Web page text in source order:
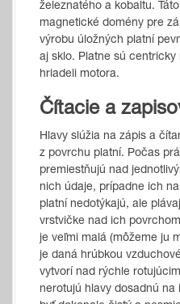
železnatého a kobaltu.
magnetické domény pre
výrobu úložných platní
aj sklo. Platne sú
hriadeli motora.
Čítacie a
Hlavy slúžia na zápis a
z povrchu platní. Počas
premiestňujú nad
nich údaje, prípadne ich
platní nedotýkajú, ale
vrstvičke nad ich
je veľmi malá (môžeme ju
je daná hrúbkou
vytvorí nad rýchle
nerotujú hlavy dosadnú